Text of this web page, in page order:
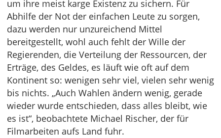
um ihre meist karge Existenz zu sichern. Für
Abhilfe der Not der einfachen Leute zu sorgen,
dazu werden nur unzureichend Mittel
bereitgestellt, wohl auch fehlt der Wille der
Regierenden, die Verteilung der Ressourcen, der
Erträge, des Geldes, es läuft wie oft auf dem
Kontinent so: wenigen sehr viel, vielen sehr wenig
bis nichts. „Auch Wahlen ändern wenig, gerade
wieder wurde entschieden, dass alles bleibt, wie
es ist“, beobachtete Michael Rischer, der für
Filmarbeiten aufs Land fuhr.